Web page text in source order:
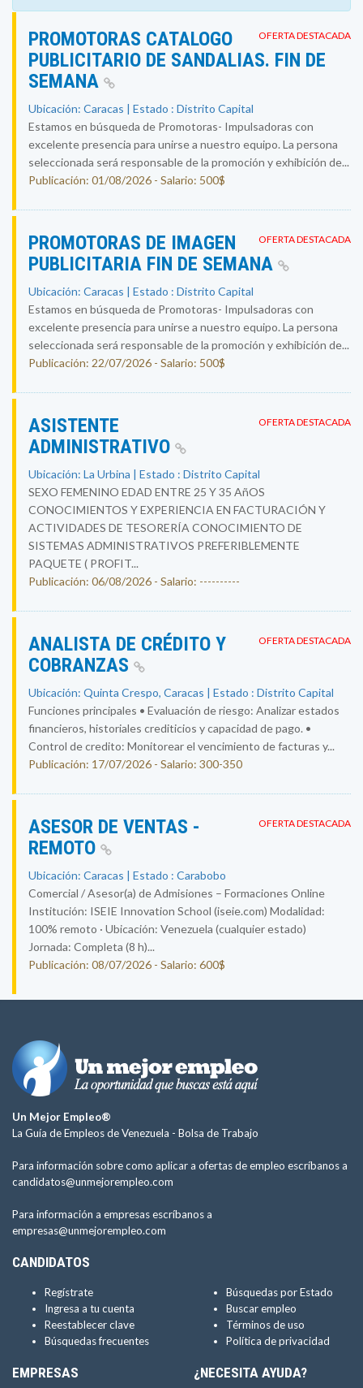
OFERTA DESTACADA
PROMOTORAS CATALOGO
PUBLICITARIO DE SANDALIAS. FIN DE
SEMANA
Ubicación: Caracas | Estado : Distrito Capital
Estamos en búsqueda de Promotoras- Impulsadoras con
excelente presencia para unirse a nuestro equipo. La persona
seleccionada será responsable de la promoción y exhibición de...
Publicación: 01/08/2026 - Salario: 500$
OFERTA DESTACADA
PROMOTORAS DE IMAGEN
PUBLICITARIA FIN DE SEMANA
Ubicación: Caracas | Estado : Distrito Capital
Estamos en búsqueda de Promotoras- Impulsadoras con
excelente presencia para unirse a nuestro equipo. La persona
seleccionada será responsable de la promoción y exhibición de...
Publicación: 22/07/2026 - Salario: 500$
OFERTA DESTACADA
ASISTENTE
ADMINISTRATIVO
Ubicación: La Urbina | Estado : Distrito Capital
SEXO FEMENINO EDAD ENTRE 25 Y 35 AñOS
CONOCIMIENTOS Y EXPERIENCIA EN FACTURACIÓN Y
ACTIVIDADES DE TESORERÍA CONOCIMIENTO DE
SISTEMAS ADMINISTRATIVOS PREFERIBLEMENTE
PAQUETE ( PROFIT...
Publicación: 06/08/2026 - Salario: ----------
OFERTA DESTACADA
ANALISTA DE CRÉDITO Y
COBRANZAS
Ubicación: Quinta Crespo, Caracas | Estado : Distrito Capital
Funciones principales • Evaluación de riesgo: Analizar estados
financieros, historiales crediticios y capacidad de pago. •
Control de credito: Monitorear el vencimiento de facturas y...
Publicación: 17/07/2026 - Salario: 300-350
OFERTA DESTACADA
ASESOR DE VENTAS -
REMOTO
Ubicación: Caracas | Estado : Carabobo
Comercial / Asesor(a) de Admisiones – Formaciones Online
Institución: ISEIE Innovation School (iseie.com) Modalidad:
100% remoto · Ubicación: Venezuela (cualquier estado)
Jornada: Completa (8 h)...
Publicación: 08/07/2026 - Salario: 600$
Un Mejor Empleo®
La Guía de Empleos de Venezuela - Bolsa de Trabajo
Para información sobre como aplicar a ofertas de empleo escríbanos a
candidatos@unmejorempleo.com
Para información a empresas escríbanos a
empresas@unmejorempleo.com
CANDIDATOS
Regístrate
Ingresa a tu cuenta
Reestablecer clave
Búsquedas frecuentes
Búsquedas por Estado
Buscar empleo
Términos de uso
Política de privacidad
EMPRESAS ¿NECESITA AYUDA?